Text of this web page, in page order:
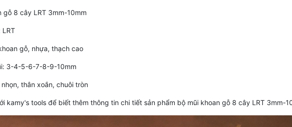
gỗ 8 cây LRT 3mm-10mm
LRT
gỗ, nhựa, thạch cao
3-4-5-6-7-8-9-10mm
thân xoắn, chuôi tròn
kamy's tools để biết thêm thông tin chi tiết sản phẩm bộ mũi khoan gỗ 8 cây LRT 3mm-